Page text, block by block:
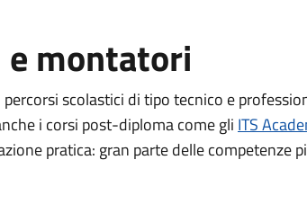
e montatori
scolastici di tipo tecnico e
i corsi post-diploma come gli ITS
pratica: gran parte delle competenze